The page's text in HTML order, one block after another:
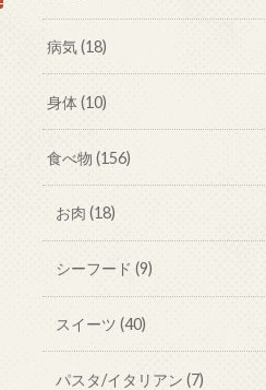
病気(18)
身体(10)
食べ物(156)
お肉 (18)
シーフード (9)
スイーツ (40)
パスタ/イタリアン (7)